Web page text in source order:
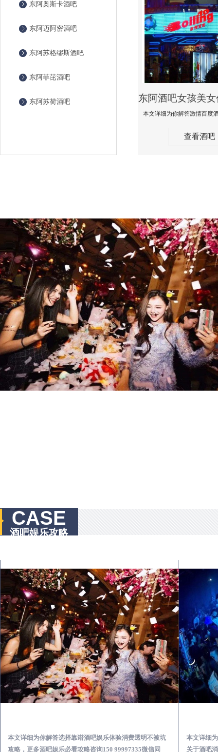
东阿奥斯卡酒吧
东阿迈阿密酒吧
东阿苏格缪斯酒吧
东阿菲芘酒吧
东阿苏荷酒吧
查看酒吧
CASE
酒吧娱乐攻略
本文详细为你解答选择靠谱酒吧娱乐体验消费透明不被坑
攻略，更多酒吧娱乐必看攻略咨询150 99997335微信同
本文详细
关于酒吧